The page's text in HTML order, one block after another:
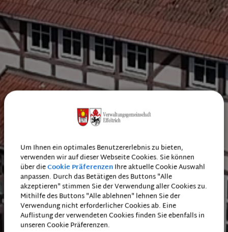
Um Ihnen ein optimales Benutzererlebnis zu bieten,
verwenden wir auf dieser Webseite Cookies. Sie können
über dieCookie PräferenzenIhre aktuelle Cookie Auswahl
anpassen. Durch das Betätigen des Buttons "Alle
akzeptieren" stimmen Sie der Verwendung aller Cookies zu.
Mithilfe des Buttons "Alle ablehnen" lehnen Sie der
Verwendung nicht erforderlicher Cookies ab. Eine
Auflistung der verwendeten Cookies finden Sie ebenfalls in
unseren Cookie Präferenzen.